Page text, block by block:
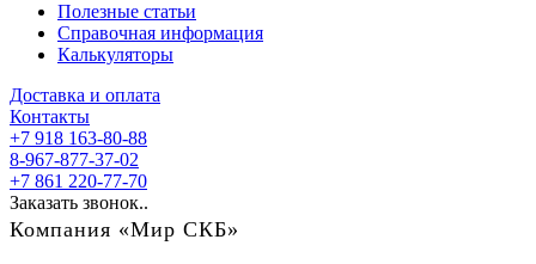
Полезные статьи
Справочная информация
Калькуляторы
Доставка и оплата
Контакты
+7 918 163-80-88
8-967-877-37-02
+7 861 220-77-70
Заказать звонок..
Компания «Мир СКБ»